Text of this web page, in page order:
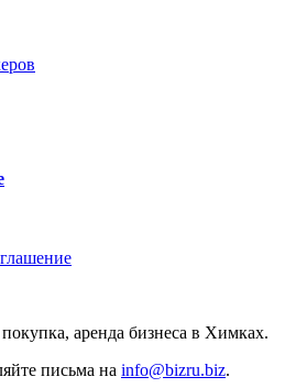
аренда бизнеса в Химках.
письма на info@bizru.biz.